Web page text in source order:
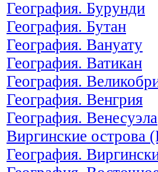
География. Бурунди
География. Бутан
География. Вануату
География. Ватикан
География.
География. Венгрия
География. Венесуэла
Виргинские острова
География.